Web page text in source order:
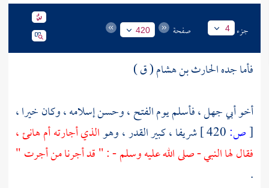
جزء 4 صفحة 420
فأما جده الحارث بن هشام ( ق )
أخو أبي جهل ، فأسلم يوم الفتح ، وحسن إسلامه ، وكان خيرا ،
[ص: شريفا ، كبير القدر ، وهوالذي أجارتهأم هانئ ،
فقال لها النبي - صلى الله عليه وسلم - : " قد أجرنا من أجرت "
.